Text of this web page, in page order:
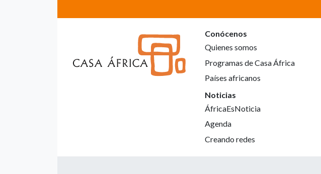
Conócenos
Quienes somos
Programas de Casa África
Países africanos
Noticias
ÁfricaEsNoticia
Agenda
Creando redes